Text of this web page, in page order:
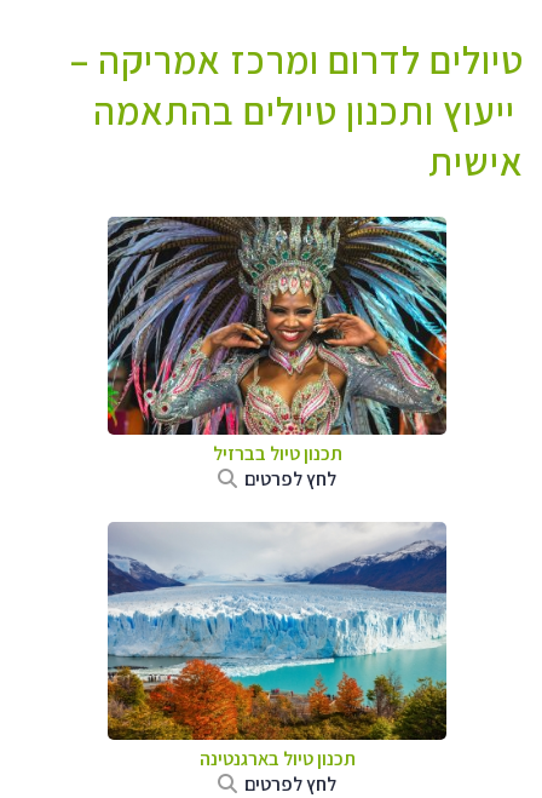
טיולים לדרום ומרכז אמריקה –
ייעוץ ותכנון טיולים בהתאמה
אישית
תכנון טיול בברזיל
לחץ לפרטים
תכנון טיול בארגנטינה
לחץ לפרטים